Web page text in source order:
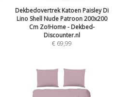
Dekbedovertrek Katoen Paisley Di
Lino Shell Nude Patroon 200x200
Cm Zo!Home - Dekbed-
Discounter.nl
€ 69,99